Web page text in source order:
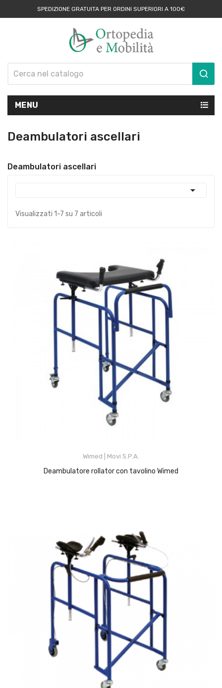
SPEDIZIONE GRATUITA PER ORDINI SUPERIORI A 100€
MENU
Deambulatori ascellari
Deambulatori ascellari

Visualizzati 1-7 su 7 articoli
Wimed | Movi S.p.A.
Deambulatore rollator con tavolino Wimed